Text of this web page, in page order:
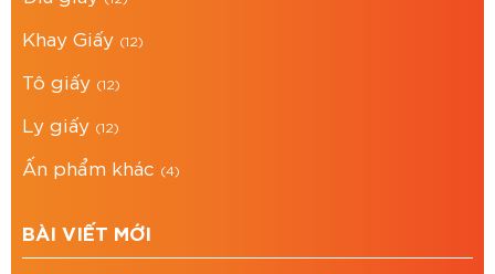
BAO BÌ ASIA
Địa chỉ: 766/18 Lạc Long Quân, Phường 9, Tân
Hotline: 0867 886 811
Email:baobiasiavn@gmail.com
Đánh giá bài viết
Khay Giấy (12)
Tô giấy (12)
Ly giấy (12)
Ấn phẩm khác (4)
BÀI VIẾT MỚI